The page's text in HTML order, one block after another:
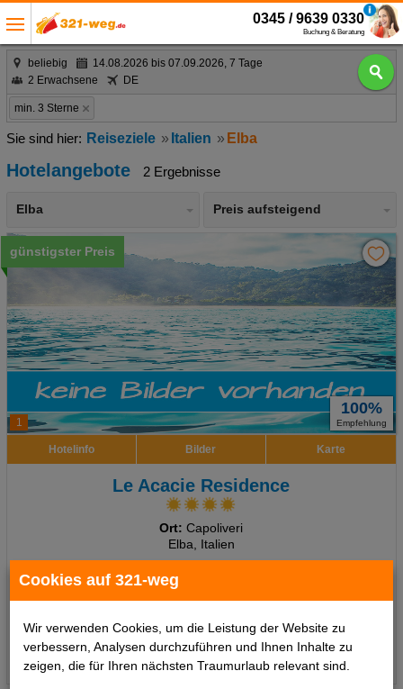
Cookies auf 321-weg
Wir verwenden Cookies, um die Leistung der Website zu
verbessern, Analysen durchzuführen und Ihnen Inhalte zu
zeigen, die für Ihren nächsten Traumurlaub relevant sind.
0345 / 9639 0330
Buchung & Beratung
beliebig
14.08.2026 bis 07.09.2026, 7 Tage
2 Erwachsene
DE
min. 3 Sterne
Reiseziele Italien Elba
Hotelangebote 2 Ergebnisse
Elba Preis aufsteigend
1
günstigster Preis
100%
Empfehlung
Hotelinfo Bilder Karte
Le Acacie Residence
Ort: Capoliveri
Elba, Italien
7 Tage , Studio, Ohne Verpflegung
ab 820 €
pro Person